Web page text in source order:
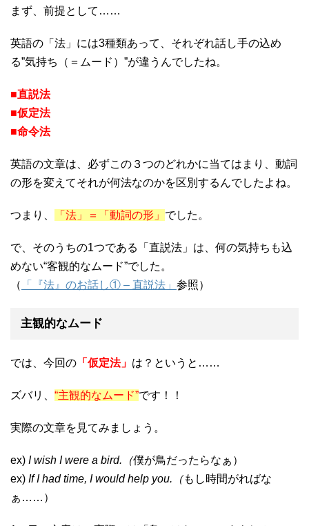
まず、前提として……
英語の「法」には3種類あって、それぞれ話し手の込め
る”気持ち（＝ムード）”が違うんでしたね。
■直説法
■仮定法
■命令法
英語の文章は、必ずこの３つのどれかに当てはまり、動詞
の形を変えてそれが何法なのかを区別するんでしたよね。
つまり、 「法」＝「動詞の形」 でした。
で、そのうちの1つである「直説法」は、何の気持ちも込
めない“客観的なムード”でした。
（
「『法』のお話し① – 直説法」 参照）
主観的なムード
では、今回の 「仮定法」 は？というと……
ズバリ、 “主観的なムード”です！！
実際の文章を見てみましょう。
ex) I wish I were a bird.（僕が鳥だったらなぁ）
ex) If I had time, I would help you.（もし時間がればな
ぁ……）